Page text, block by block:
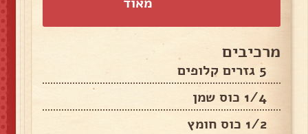
מרכיבים
5 גזרים קלופים
1/4 כוס שמן
1/2 כוס חומץ